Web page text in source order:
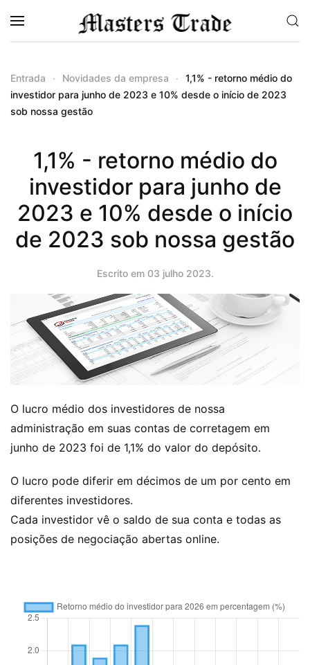
Saltar para o conteúdo principal
Entrada Novidades da empresa
1,1% - retorno médio do
investidor para junho de 2023 e 10% desde o início de 2023
sob nossa gestão
1,1% - retorno médio do
investidor para junho de
2023 e 10% desde o início
de 2023 sob nossa gestão
Escrito em 03 julho 2023.
O lucro médio dos investidores de nossa
administração em suas contas de corretagem em
junho de 2023 foi de 1,1% do valor do depósito.
O lucro pode diferir em décimos de um por cento em
diferentes investidores.
Cada investidor vê o saldo de sua conta e todas as
posições de negociação abertas online.